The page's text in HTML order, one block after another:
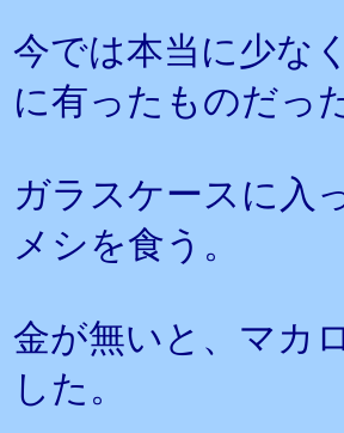
今では本当に少な
に有ったものだっ
ガラスケースに入
メシを食う。
金が無いと、マカ
した。